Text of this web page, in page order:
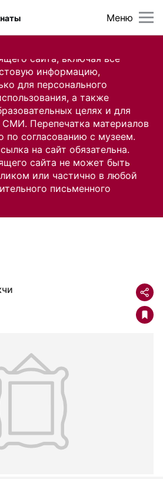
сайта, включая все
информацию,
для персонального
а также
целях и для
СМИ. Перепечатка материалов
по согласованию с музеем.
на сайт обязательна.
сайта не может быть
или частично в любой
письменного
Меню